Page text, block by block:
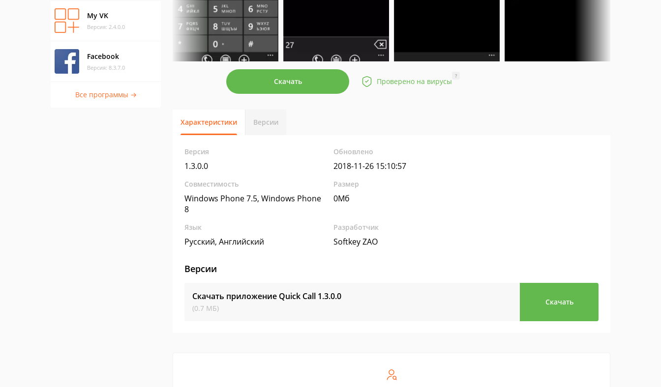
My VK
Версия: 2.4.0.0
Facebook
Версия: 8.3.7.0
Все программы →
Скачать Проверено на вирусы
?
Характеристики Версии
Версия
1.3.0.0
Обновлено
2018-11-26 15:10:57
Совместимость
Windows Phone 7.5, Windows Phone
8
Размер
0Мб
Язык
Русский, Английский
Разработчик
Softkey ZAO
Версии
Скачать приложение Quick Call 1.3.0.0
(0.7 МБ)
Скачать